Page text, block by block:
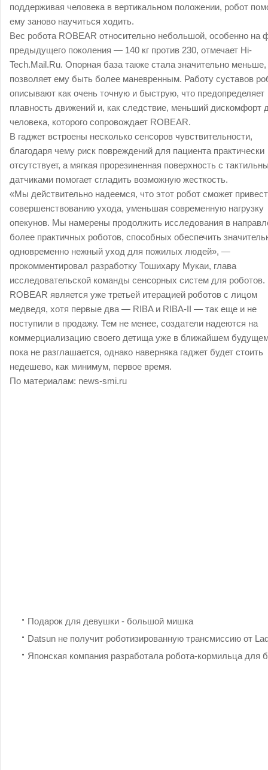
поддерживая человека в вертикальном положении, робот
ему заново научиться ходить.
Вес робота ROBEAR относительно небольшой, особенно на
предыдущего поколения — 140 кг против 230, отмечает Hi-
Tech.Mail.Ru. Опорная база также стала значительно меньше,
позволяет ему быть более маневренным. Работу суставов
описывают как очень точную и быструю, что предопределяет
плавность движений и, как следствие, меньший дискомфорт
человека, которого сопровождает ROBEAR.
В гаджет встроены несколько сенсоров чувствительности,
благодаря чему риск повреждений для пациента практически
отсутствует, а мягкая прорезиненная поверхность с
датчиками помогает сгладить возможную жесткость.
«Мы действительно надеемся, что этот робот сможет
совершенствованию ухода, уменьшая современную нагрузку
опекунов. Мы намерены продолжить исследования в
более практичных роботов, способных обеспечить
одновременно нежный уход для пожилых людей», —
прокомментировал разработку Тошихару Мукаи, глава
исследовательской команды сенсорных систем для роботов.
ROBEAR является уже третьей итерацией роботов с лицом
медведя, хотя первые два — RIBA и RIBA-II — так еще и не
поступили в продажу. Тем не менее, создатели надеются на
коммерциализацию своего детища уже в ближайшем
пока не разглашается, однако наверняка гаджет будет стоить
недешево, как минимум, первое время.
По материалам: news-smi.ru
Подарок для девушки - большой мишка
Datsun не получит роботизированную трансмиссию от
Японская компания разработала робота-кормильца для